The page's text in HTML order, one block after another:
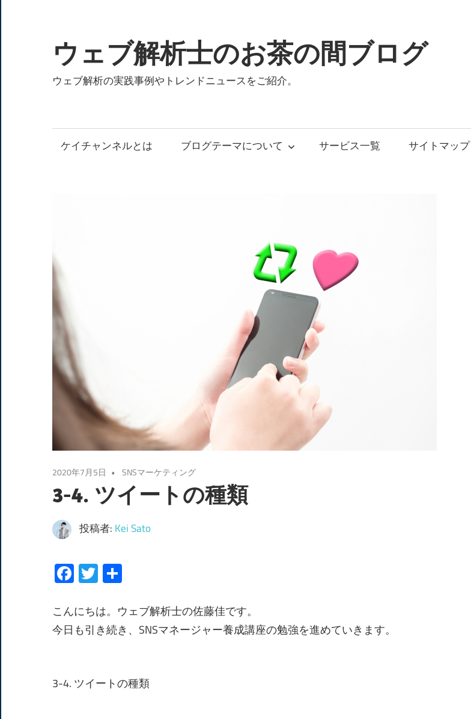
テ
ン
ツ
キ
ッ
ウェブ解析士のお茶の間ブログ
ウェブ解析の実践事例やトレンドニュースをご紹介。
ケイチャンネルとは ブログテーマについて サービス一覧 サイトマップ
2020年7月5日 SNSマーケティング
3-4. ツイートの種類
投稿者: Kei Sato
Facebook
Twitter
こんにちは。ウェブ解析士の佐藤佳です。
今日も引き続き、SNSマネージャー養成講座の勉強を進めていきます。
3-4. ツイートの種類